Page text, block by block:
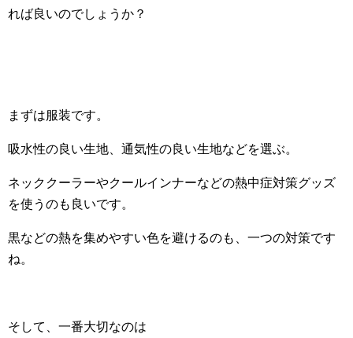
れば良いのでしょうか？
まずは服装です。
吸水性の良い生地、通気性の良い生地などを選ぶ。
ネッククーラーやクールインナーなどの熱中症対策グッズ
を使うのも良いです。
黒などの熱を集めやすい色を避けるのも、一つの対策です
ね。
そして、一番大切なのは